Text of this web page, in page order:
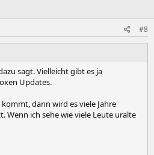
#8
sagt. Vielleicht gibt es ja
Updates.
dann wird es viele Jahre
Wenn ich sehe wie viele Leute uralte